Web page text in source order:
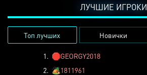
ЛУЧШИЕ ИГРОКИ
Топ лучших Новички
1. 🛑GEORGY2018
2. 🏕️1811961